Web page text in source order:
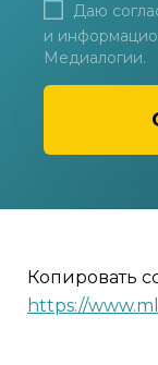
Даю
и
Медиалогии.
Копировать
https://